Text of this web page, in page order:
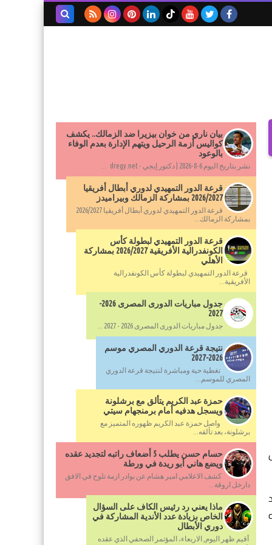
بيان ناري من خوان بيزيرا ضد الزمالك.. يكشف
كواليس أزمة الرحيل ويتهم الإدارة بعدم الوفاء
بالوعود
نشر بتاريخ اليوم 6-8-2026 | دكتور إيجي - dregy.net ...
قرعة الدور التمهيدي لدوري أبطال أفريقيا
2026/2027 بمشاركة الزمالك وبيراميدز
قرعة الدور التمهيدي لدوري أبطال أفريقيا 2026/2027
بمشاركة الزمالك...
قرعة الدور التمهيدي لبطولة كأس
الكونفدرالية الأفريقية 2026/2027 بمشاركة
الأهلي
قرعة الدور التمهيدي لبطولة كأس الكونفدرالية
الأفريقية...
جدول مباريات الدورى المصرى 2026-
2027
جدول مباريات الدورى المصرى 2026 - 2027 ...
نتيجة قرعة الدوري المصري موسم
2026-2027
تغطية حية ومباشرة لنتيجة قرعة الدوري
المصري للموسم...
حمزة عبد الكريم يتألق مع برشلونة
ويسجل هدفيه أمام برمنجهام سيتي
واصل حمزة عبد الكريم ظهوره المتميز مع
برشلونة، بعد تألقه...
حسام حسن يطلب 5 أضعاف راتبه لتجديد عقده
ويضع هاني أبو ريدة في ورطة
كشف الاعلامي امير هشام عن بوادر ازمة تلوح في الافق
دارخل اروقة...
ماذا يعني رد رئيس الكاف على السؤال
الخاص بزيادة عدد الأندية المشاركة في
دوري الأبطال
أقيم ظهر اليوم, الاربعاء، المؤتمر الصحفي الذي عقده